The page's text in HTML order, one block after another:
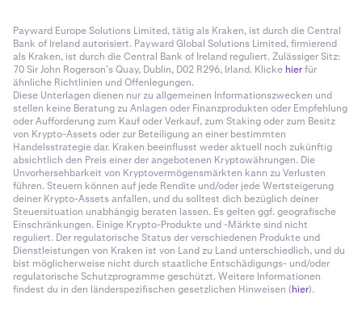
Payward Europe Solutions Limited, tätig als Kraken, ist durch die Central
Bank of Ireland autorisiert. Payward Global Solutions Limited, firmierend
als Kraken, ist durch die Central Bank of Ireland reguliert. Zulässiger Sitz:
70 Sir John Rogerson’s Quay, Dublin, D02 R296, Irland. Klicke hierfür
ähnliche Richtlinien und Offenlegungen.
Diese Unterlagen dienen nur zu allgemeinen Informationszwecken und
stellen keine Beratung zu Anlagen oder Finanzprodukten oder Empfehlung
oder Aufforderung zum Kauf oder Verkauf, zum Staking oder zum Besitz
von Krypto-Assets oder zur Beteiligung an einer bestimmten
Handelsstrategie dar. Kraken beeinflusst weder aktuell noch zukünftig
absichtlich den Preis einer der angebotenen Kryptowährungen. Die
Unvorhersehbarkeit von Kryptovermögensmärkten kann zu Verlusten
führen. Steuern können auf jede Rendite und/oder jede Wertsteigerung
deiner Krypto-Assets anfallen, und du solltest dich bezüglich deiner
Steuersituation unabhängig beraten lassen. Es gelten ggf. geografische
Einschränkungen. Einige Krypto-Produkte und -Märkte sind nicht
reguliert. Der regulatorische Status der verschiedenen Produkte und
Dienstleistungen von Kraken ist von Land zu Land unterschiedlich, und du
bist möglicherweise nicht durch staatliche Entschädigungs- und/oder
regulatorische Schutzprogramme geschützt. Weitere Informationen
findest du in den länderspezifischen gesetzlichen Hinweisen (hier).